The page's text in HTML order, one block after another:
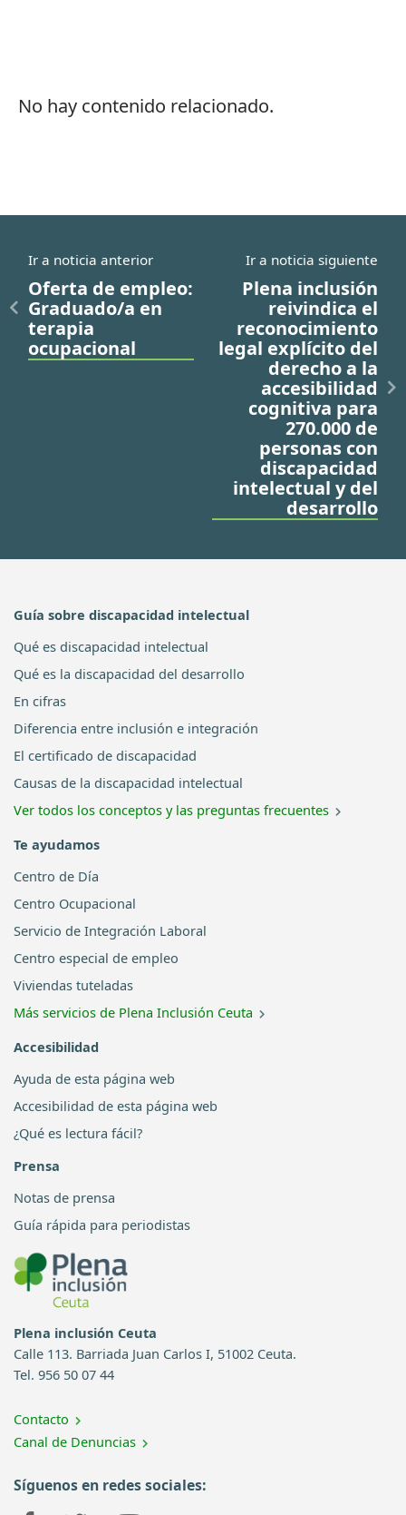
No hay contenido relacionado.
Ir a noticia anterior
Oferta de empleo:
Graduado/a en
terapia
ocupacional
Ir a noticia siguiente
Plena inclusión
reivindica el
reconocimiento
legal explícito del
derecho a la
accesibilidad
cognitiva para
270.000 de
personas con
discapacidad
intelectual y del
desarrollo
Guía sobre discapacidad intelectual
Qué es discapacidad intelectual
Qué es la discapacidad del desarrollo
En cifras
Diferencia entre inclusión e integración
El certificado de discapacidad
Causas de la discapacidad intelectual
Ver todos los conceptos y las preguntas frecuentes
Te ayudamos
Centro de Día
Centro Ocupacional
Servicio de Integración Laboral
Centro especial de empleo
Viviendas tuteladas
Más servicios de Plena Inclusión Ceuta
Accesibilidad
Ayuda de esta página web
Accesibilidad de esta página web
¿Qué es lectura fácil?
Prensa
Notas de prensa
Guía rápida para periodistas
Plena inclusión Ceuta
Calle 113. Barriada Juan Carlos I, 51002 Ceuta.
Tel. 956 50 07 44
Contacto
Canal de Denuncias
Síguenos en redes sociales: